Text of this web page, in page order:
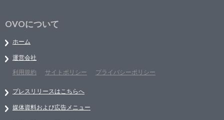
OVOについて
ホーム
運営会社
利用規約
サイトポリシー プライバシーポリシー
プレスリリースはこちらへ
媒体資料および広告メニュー